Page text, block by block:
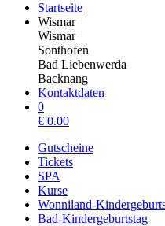
Startseite
Wismar
Wismar
Sonthofen
Bad Liebenwerda
Backnang
Kontaktdaten
0
€ 0.00
Gutscheine
Tickets
SPA
Kurse
Wonniland-
Bad-Kindergeburtstag